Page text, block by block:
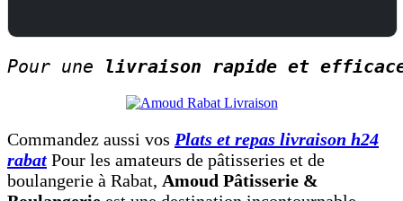
Pour une livraison rapide et
Commandez aussi vos Plats et repas livraison h24
rabat Pour les amateurs de pâtisseries et de
boulangerie à Rabat, Amoud Pâtisserie &